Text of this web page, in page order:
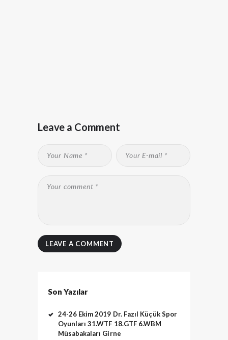
Leave a Comment
Son Yazılar
24-26 Ekim 2019 Dr. Fazıl Küçük Spor
Oyunları 31.WTF 18.GTF 6.WBM
Müsabakaları Girne